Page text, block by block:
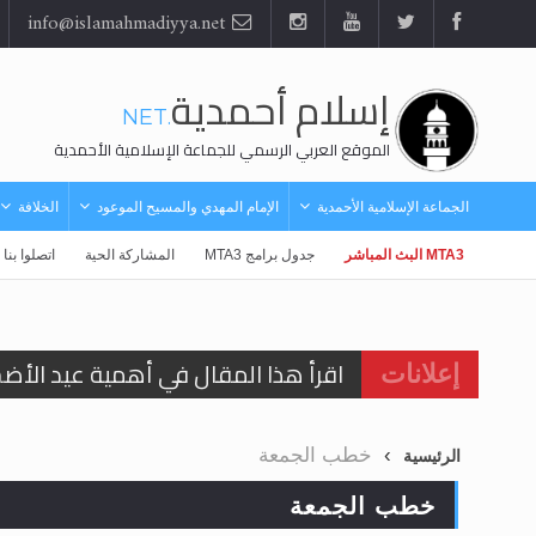
إسلام أحمدية.NET
الموقع العربي الرسمي للجماعة الإسلامية الأحمدية
الجماعة الإسلامية الأحمدية الإمام المهدي والمسيح الموعود الخلافة
MTA3 البث المباشر جدول برامج MTA3 المشاركة الحية اتصلوا بنا
إعلانات
اقرأ هذا المقال في أهمية عيد
الحجّ.. دلالات، حِكم، وأهداف >>
الرئيسية خطب الجمعة
خطب الجمعة